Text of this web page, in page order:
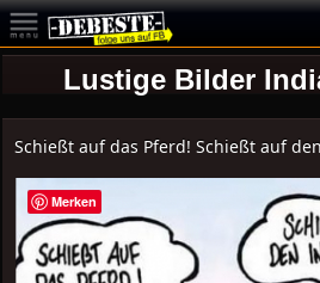
Lustige Bilder
Schießt auf das Pferd! Schießt auf
Merken